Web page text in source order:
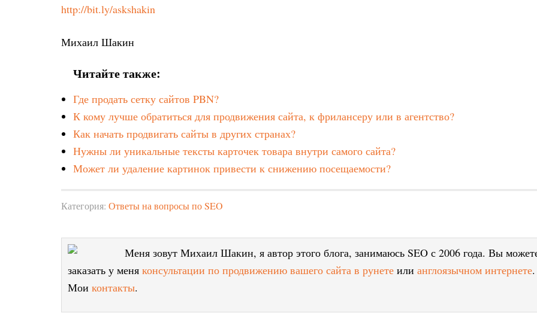
http://bit.ly/askshakin
Михаил Шакин
Читайте также:
Где продать сетку сайтов PBN?
К кому лучше обратиться для продвижения сайта, к фрилансеру или в агентство?
Как начать продвигать сайты в других странах?
Нужны ли уникальные тексты карточек товара внутри самого сайта?
Может ли удаление картинок привести к снижению посещаемости?
Категория: Ответы на вопросы по SEO
Меня зовут Михаил Шакин, я автор этого блога, занимаюсь SEO с 2006 года. Вы
заказать у меня консультации по продвижению вашего сайта в рунете или англоязычном интернете.
Мои контакты.